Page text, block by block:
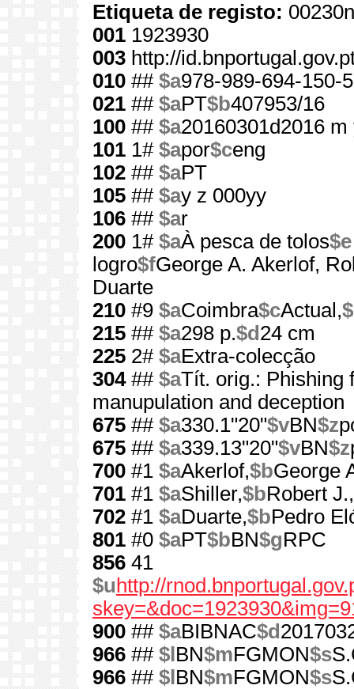
Etiqueta de registo:
001 1923930
003 http://
010 ## $a978-989-694-150-5
021 ## $aPT$b407953/16
100 ## $a20160301d2016
101 1# $apor$ceng
102 ## $aPT
105 ## $ay z 000yy
106 ## $ar
200 1# $aÀ pesca de tolos$e
logro$fGeorge A. Akerlof,
Duarte
210 #9 $aCoimbra$cActual,
215 ## $a298 p.$d 24 cm
225 2# $aExtra-colecção
304## $aTít. orig.: Phishing
manupulation and deception
675 ## $a330.1"20"$vBN$z
675 ## $a339.13"20"$vBN$z
700 #1 $aAkerlof,$bGeorge
701 #1 $aShiller,$bRobert J.,
702 #1 $aDuarte,$bPedro
801 #0 $aPT$bBN$gRPC
856 41
$u http://
900 ## $aBIBNAC$d
966 ## $l BN$mFGMON$s
966 ## $l BN$mFGMON$s